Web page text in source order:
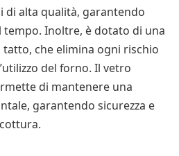
di alta qualità, garantendo
tempo. Inoltre, è dotato di una
che elimina ogni rischio
del forno. Il vetro
di mantenere una
garantendo sicurezza e